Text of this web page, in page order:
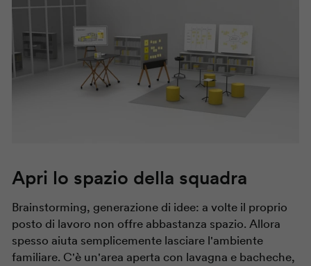
Apri lo spazio della squadra
Brainstorming, generazione di idee: a volte il proprio
posto di lavoro non offre abbastanza spazio. Allora
spesso aiuta semplicemente lasciare l'ambiente
familiare. C'è un'area aperta con lavagna e bacheche,